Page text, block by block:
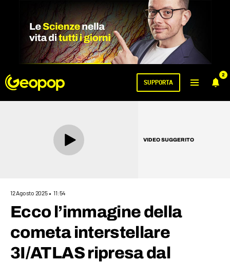
2
SUPPORTA
VIDEO SUGGERITO
12 Agosto 2025 11:54
Ecco l’immagine della
cometa interstellare
3I/ATLAS ripresa dal